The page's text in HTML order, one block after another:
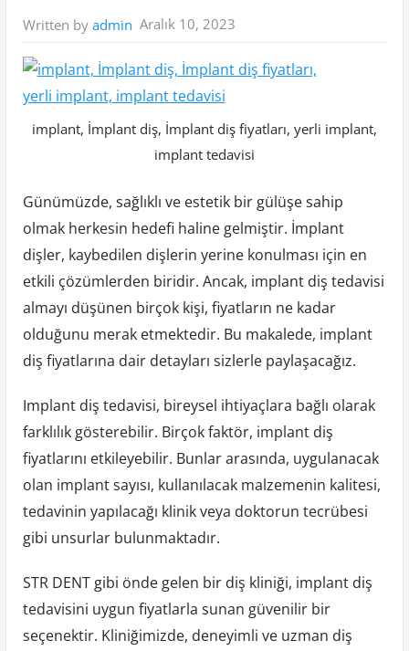
Written by admin Aralık 10, 2023
implant, İmplant diş, İmplant diş fiyatları, yerli implant,
implant tedavisi
Günümüzde, sağlıklı ve estetik bir gülüşe sahip
olmak herkesin hedefi haline gelmiştir. İmplant
dişler, kaybedilen dişlerin yerine konulması için en
etkili çözümlerden biridir. Ancak, implant diş tedavisi
almayı düşünen birçok kişi, fiyatların ne kadar
olduğunu merak etmektedir. Bu makalede, implant
diş fiyatlarına dair detayları sizlerle paylaşacağız.
Implant diş tedavisi, bireysel ihtiyaçlara bağlı olarak
farklılık gösterebilir. Birçok faktör, implant diş
fiyatlarını etkileyebilir. Bunlar arasında, uygulanacak
olan implant sayısı, kullanılacak malzemenin kalitesi,
tedavinin yapılacağı klinik veya doktorun tecrübesi
gibi unsurlar bulunmaktadır.
STR DENT gibi önde gelen bir diş kliniği, implant diş
tedavisini uygun fiyatlarla sunan güvenilir bir
seçenektir. Kliniğimizde, deneyimli ve uzman diş